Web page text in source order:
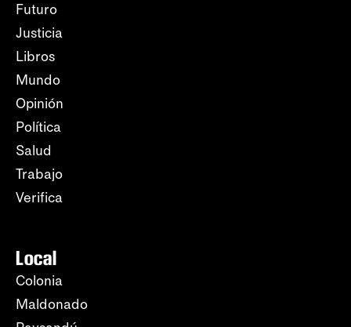
Futuro
Justicia
Libros
Mundo
Opinión
Política
Salud
Trabajo
Verifica
Local
Colonia
Maldonado